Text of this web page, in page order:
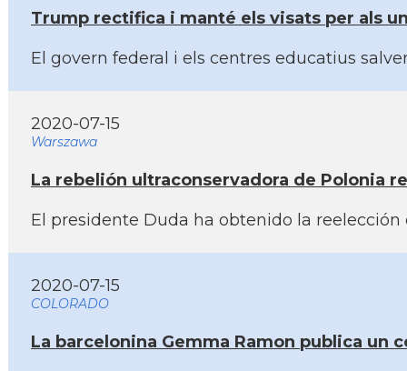
Trump rectifica i manté els visats per als
El govern federal i els centres educatius
2020-07-15
Warszawa
La rebelión ultraconservadora de Polonia
El presidente Duda ha obtenido la
2020-07-15
COLORADO
La barcelonina Gemma Ramon publica un